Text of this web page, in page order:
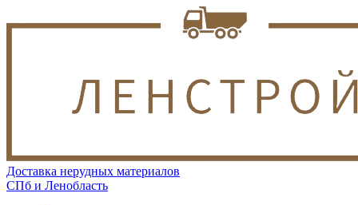
Доставка нерудных материалов
СПб и Ленобласть